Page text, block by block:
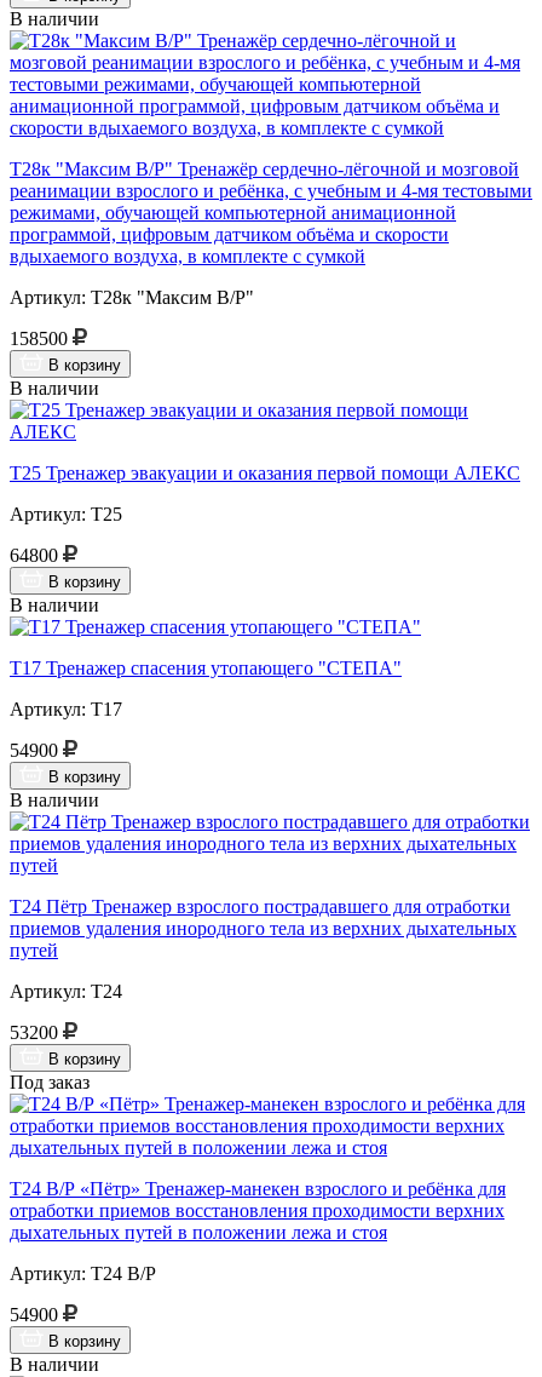
В наличии
Т28к "Максим В/Р" Тренажёр сердечно-лёгочной и мозговой
реанимации взрослого и ребёнка, с учебным и 4-мя тестовыми
режимами, обучающей компьютерной анимационной
программой, цифровым датчиком объёма и скорости
вдыхаемого воздуха, в комплекте с сумкой
Артикул: Т28к "Максим В/Р"
158500
В корзину
В наличии
Т25 Тренажер эвакуации и оказания первой помощи АЛЕКС
Артикул: Т25
64800
В корзину
В наличии
Т17 Тренажер спасения утопающего "СТЕПА"
Артикул: Т17
54900
В корзину
В наличии
Т24 Пётр Тренажер взрослого пострадавшего для отработки
приемов удаления инородного тела из верхних дыхательных
путей
Артикул: Т24
53200
В корзину
Под заказ
Т24 В/Р «Пётр» Тренажер-манекен взрослого и ребёнка для
отработки приемов восстановления проходимости верхних
дыхательных путей в положении лежа и стоя
Артикул: Т24 В/Р
54900
В корзину
В наличии